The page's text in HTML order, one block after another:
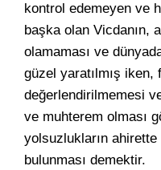
kontrol edemeyen ve
başka olan Vicdanın,
olamaması ve
güzel yaratılmış iken,
değerlendirilmemesi
ve muhterem olması
yolsuzlukların
bulunması demektir.